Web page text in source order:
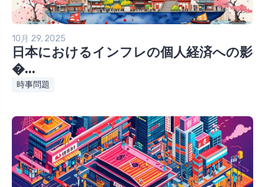
10月 29, 2025
日本におけるインフレの個人経済への影
�...
時事問題